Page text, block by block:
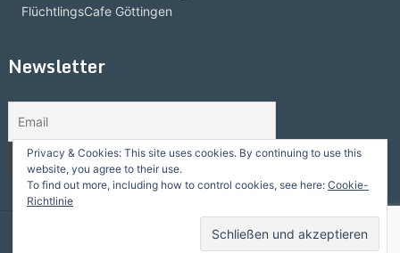
FlüchtlingsCafe Göttingen
Newsletter
Flüchtlingscafe GöttingenCopyright © 2026.
Privacy & Cookies: This site uses cookies. By continuing to use this
website, you agree to their use.
To find out more, including how to control cookies, see here: Cookie-
Richtlinie